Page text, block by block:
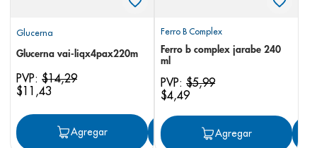
Glucerna
Glucerna vai-liqx4pax220m
PVP: $14,29
$11 ,43
Agregar Agregar
Ferro B Complex
Ferro b complex jarabe 240
ml
PVP: $5,99
$4,49
Agregar